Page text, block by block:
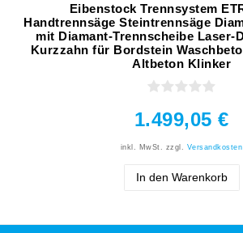
Eibenstock Trennsystem
Handtrennsäge Steintrennsäge
mit Diamant-Trennscheibe Laser-
Kurzzahn für Bordstein
Altbeton Klinker
1.499,05 €
inkl. MwSt. zzgl. Versandkosten
In den Warenkorb